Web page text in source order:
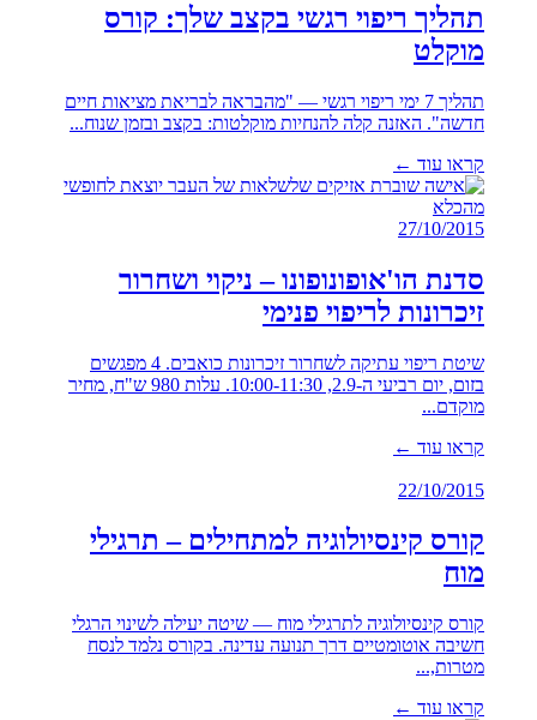
תהליך ריפוי רגשי בקצב שלך: קורס
מוקלט
תהליך 7 ימי ריפוי רגשי — "מהבראה לבריאת מציאות חיים
חדשה". האזנה קלה להנחיות מוקלטות: בקצב ובזמן שנוח...
קראו עוד ←
27/10/2015
סדנת הו'אופונופונו – ניקוי ושחרור
זיכרונות לריפוי פנימי
שיטת ריפוי עתיקה לשחרור זיכרונות כואבים. 4 מפגשים
בזום, יום רביעי ה-2.9, 10:00-11:30. עלות 980 ש"ח, מחיר
מוקדם...
קראו עוד ←
22/10/2015
קורס קינסיולוגיה למתחילים – תרגילי
מוח
קורס קינסיולוגיה לתרגילי מוח — שיטה יעילה לשינוי הרגלי
חשיבה אוטומטיים דרך תנועה עדינה. בקורס נלמד לנסח
מטרות,...
קראו עוד ←